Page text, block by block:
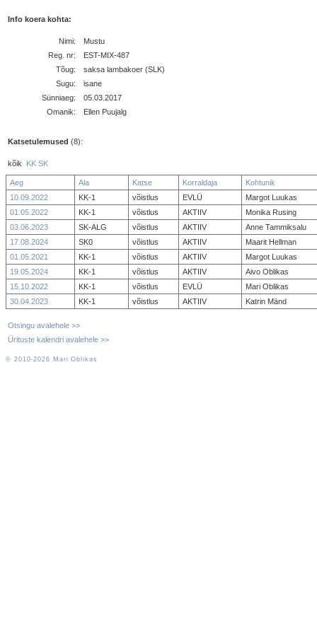
Info koera kohta:
Nimi:
Mustu
Reg. nr:
EST-MIX-487
Tõug:
saksa lambakoer (SLK)
Sugu:
isane
Sünniaeg:
05.03.2017
Omanik:
Ellen Puujalg
Katsetulemused (8):
kõik KK SK
Aeg Ala Katse Korraldaja
Kohtunik
10.09.2022
KK-1 võistlus EVLÜ
Margot Luukas
01.05.2022
KK-1 võistlus AKTIIV
Monika Rusing
03.06.2023
SK-ALG võistlus AKTIIV
Anne Tammiksalu
17.08.2024
SK0 võistlus AKTIIV
Maarit Hellman
01.05.2021
KK-1 võistlus AKTIIV
Margot Luukas
19.05.2024
KK-1 võistlus AKTIIV
Aivo Oblikas
15.10.2022
KK-1 võistlus EVLÜ
Mari Oblikas
30.04.2023
KK-1 võistlus AKTIIV Katrin Mänd
Otsingu avalehele >>
Ürituste kalendri avalehele >>
© 2010-2026 Mari Oblikas